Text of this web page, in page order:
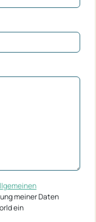
meiner Daten
ein